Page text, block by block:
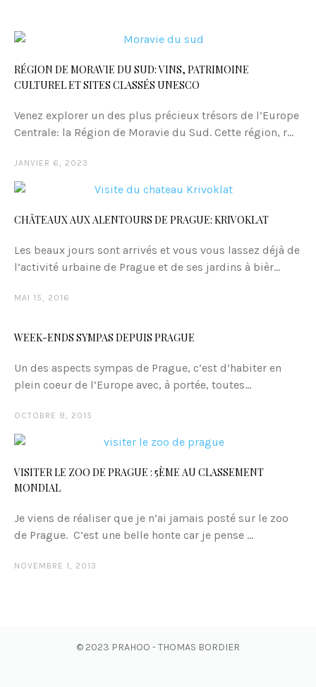
RÉGION DE MORAVIE DU SUD: VINS, PATRIMOINE
CULTUREL ET SITES CLASSÉS UNESCO
Venez explorer un des plus précieux trésors de l’Europe
Centrale: la Région de Moravie du Sud. Cette région, r...
JANVIER 6, 2023
CHÂTEAUX AUX ALENTOURS DE PRAGUE: KRIVOKLAT
Les beaux jours sont arrivés et vous vous lassez déjà de
l’activité urbaine de Prague et de ses jardins à bièr...
MAI 15, 2016
WEEK-ENDS SYMPAS DEPUIS PRAGUE
Un des aspects sympas de Prague, c’est d’habiter en
plein coeur de l’Europe avec, à portée, toutes...
OCTOBRE 9, 2015
VISITER LE ZOO DE PRAGUE : 5ÈME AU CLASSEMENT
MONDIAL
Je viens de réaliser que je n’ai jamais posté sur le zoo
de Prague. C’est une belle honte car je pense ...
NOVEMBRE 1, 2013
© 2023 PRAHOO - THOMAS BORDIER